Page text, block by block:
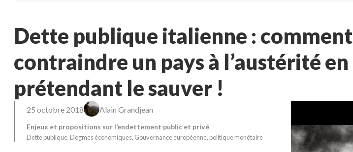
Dette publique italienne : comment
contraindre un pays à l’austérité en
prétendant le sauver !
25 octobre 2018 Alain Grandjean
Enjeux et propositions sur l’endettement public et privé
Dette publique, Dogmes économiques, Gouvernance européenne, politique monétaire